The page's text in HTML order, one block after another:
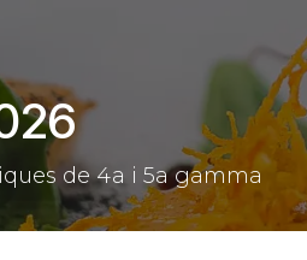
de 4a i 5a gamma